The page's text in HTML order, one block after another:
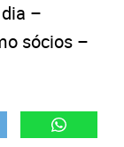
–
sócios –